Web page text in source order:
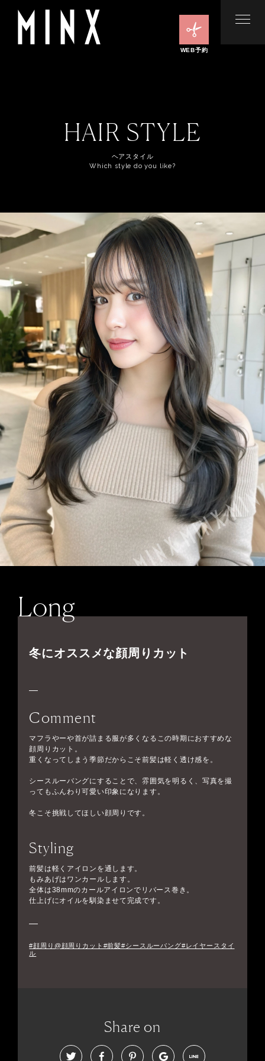
WEB予約
HAIR STYLE
ヘアスタイル
Which style do you like?
Long
冬にオススメな顔周りカット
Comment
マフラやーや首が詰まる服が多くなるこの時期におすすめな
顔周りカット。
重くなってしまう季節だからこそ前髪は軽く透け感を。
シースルーバングにすることで、雰囲気を明るく、写真を撮
ってもふんわり可愛い印象になります。
冬こそ挑戦してほしい顔周りです。
Styling
前髪は軽くアイロンを通します。
もみあげはワンカールします。
全体は38mmのカールアイロンでリバース巻き。
仕上げにオイルを馴染ませて完成です。
#顔周り@顔周りカット#前髪#シースルーバング#レイヤースタイ
ル
Share on